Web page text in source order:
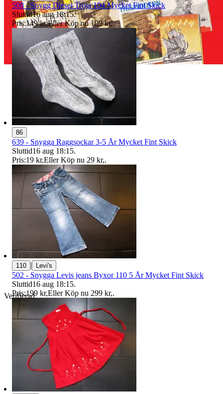
Verifierad
508 - Snygg Diesel Tröja 104 Mycket Fint Skick
Sluttid16 aug 18:15.
Pris:149 kr,Eller Köp nu 199 kr,.
86
639 - Snygga Raggsockar 3-5 År Mycket Fint Skick
Sluttid16 aug 18:15.
Pris:19 kr,Eller Köp nu 29 kr,.
110 | Levi's
502 - Snygga Levis jeans Byxor 110 5 År Mycket Fint Skick
Sluttid16 aug 18:15.
Pris:199 kr,Eller Köp nu 299 kr,.